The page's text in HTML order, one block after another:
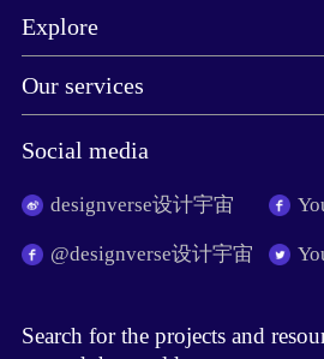
Explore
Our services
Social media
designverse设计宇宙
@designverse设计宇宙
Search for the projects and